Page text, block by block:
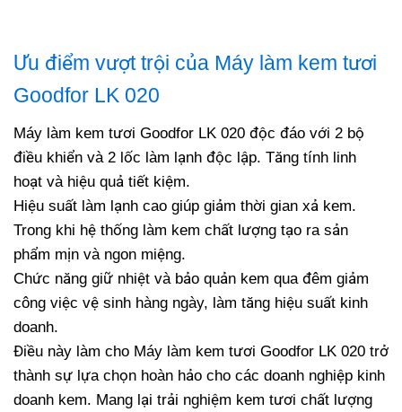
Ưu điểm vượt trội của Máy làm kem tươi
Goodfor LK 020
Máy làm kem tươi Goodfor LK 020 độc đáo với 2 bộ
điều khiển và 2 lốc làm lạnh độc lập. Tăng tính linh
hoạt và hiệu quả tiết kiệm.
Hiệu suất làm lạnh cao giúp giảm thời gian xả kem.
Trong khi hệ thống làm kem chất lượng tạo ra sản
phẩm mịn và ngon miệng.
Chức năng giữ nhiệt và bảo quản kem qua đêm giảm
công việc vệ sinh hàng ngày, làm tăng hiệu suất kinh
doanh.
Điều này làm cho Máy làm kem tươi Goodfor LK 020 trở
thành sự lựa chọn hoàn hảo cho các doanh nghiệp kinh
doanh kem. Mang lại trải nghiệm kem tươi chất lượng